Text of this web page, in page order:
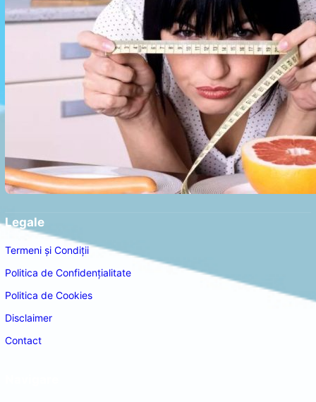
Legale
Termeni și Condiții
Politica de Confidențialitate
Politica de Cookies
Disclaimer
Contact